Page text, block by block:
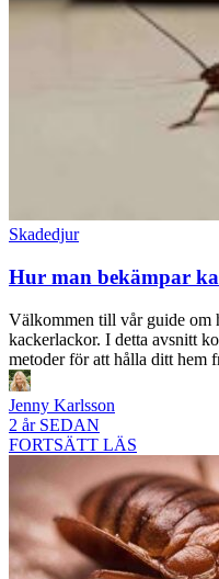
Skadedjur
Hur man bekämpar
Välkommen till vår guide om
kackerlackor. I detta avsnitt
metoder för att hålla ditt hem
Jenny Karlsson
2 år SEDAN
FORTSÄTT LÄS